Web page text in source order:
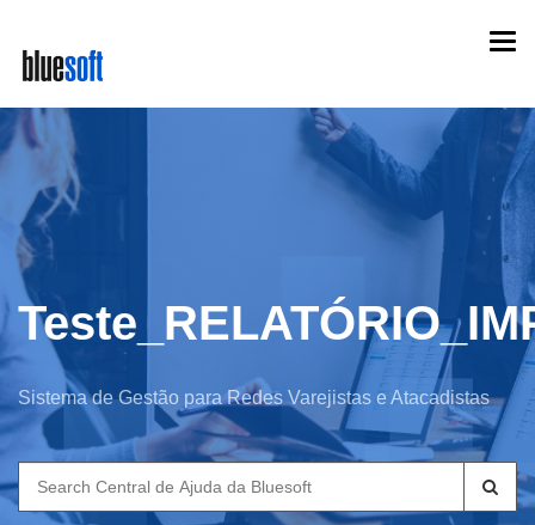
main
content
Sistema de Gestão para Redes Varejistas e Atacadistas
Search
for: